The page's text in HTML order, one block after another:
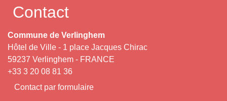
Contact
Commune de Verlinghem
Hôtel de Ville - 1 place Jacques Chirac
59237 Verlinghem - FRANCE
+33 3 20 08 81 36
Contact par formulaire